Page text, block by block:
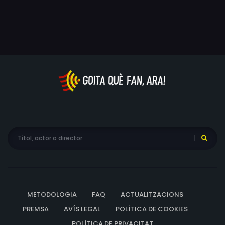
METODOLOGIA FAQ
ACTUALITZACIONS
PREMSA
AVÍS LEGAL
POLÍTICA DE COOKIES